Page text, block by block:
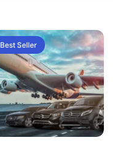
Best Seller